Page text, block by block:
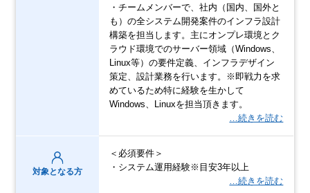
・チームメンバーで、社内（国内、国外と
も）の全システム開発案件のインフラ設計
構築を担当します。主にオンプレ環境とク
ラウド環境でのサーバー領域（Windows、
Linux等）の要件定義、インフラデザイン
策定、設計業務を行います。※即戦力を求
めているため特に経験を生かして
Windows、Linuxを担当頂きます。
…続きを読む
対象となる方
＜必須要件＞
・システム運用経験※目安3年以上
…続きを読む